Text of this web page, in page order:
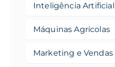
Inteligência Artificial
Máquinas Agrícolas
Marketing e Vendas